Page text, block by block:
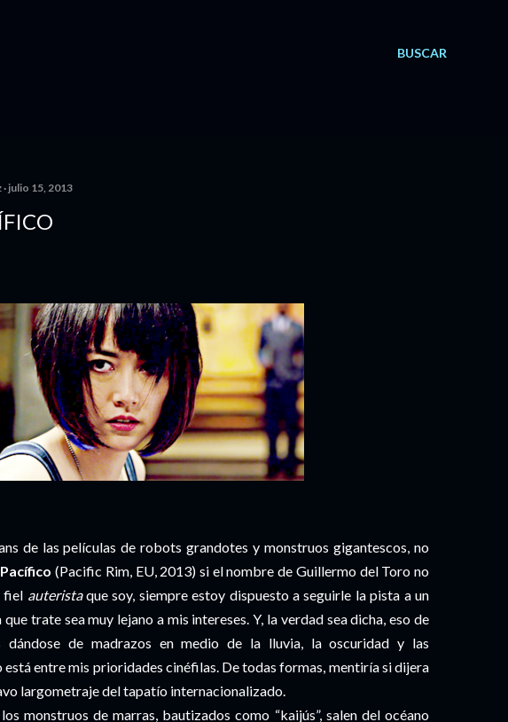
BUSCAR
julio 15, 2013
de las películas de robots grandotes y monstruos gigantescos, no
(Pacific Rim, EU, 2013) si el nombre de Guillermo del Toro no
fiel auteristaque soy, siempre estoy dispuesto a seguirle la pista a un
trate sea muy lejano a mis intereses. Y, la verdad sea dicha, eso de
dándose de madrazos en medio de la lluvia, la oscuridad y las
entre mis prioridades cinéfilas. De todas formas, mentiría si dijera
largometraje del tapatío internacionalizado.
monstruos de marras, bautizados como “kaijús”, salen del océano